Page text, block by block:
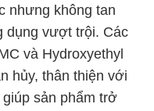
nhưng không tan
dụng vượt trội. Các
và Hydroxyethyl
hủy, thân thiện với
sản phẩm trở